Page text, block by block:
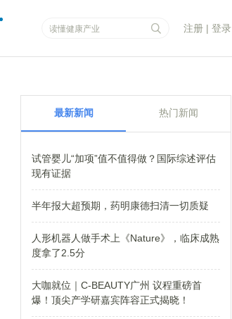
注册 | 登录
最新新闻 热门新闻
试管婴儿“加项”值不值得做？国际综述评估
现有证据
半年报大超预期，药明康德扫清一切质疑
人形机器人做手术上《Nature》，临床成熟
度拿了2.5分
大咖就位｜C-BEAUTY广州 议程重磅首
爆！顶尖产学研嘉宾阵容正式揭晓！